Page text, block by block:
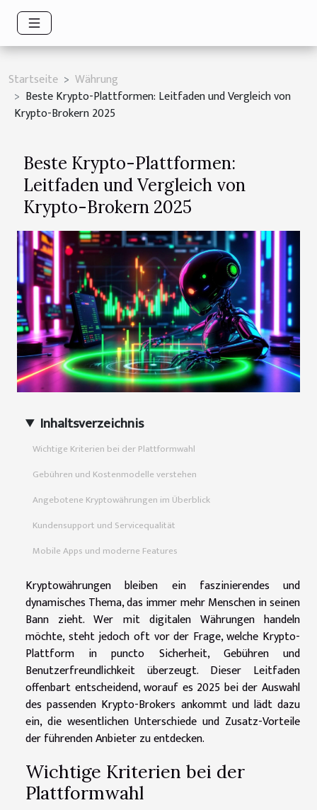
Startseite
Währung
Beste Krypto-Plattformen: Leitfaden und Vergleich von
Krypto-Brokern 2025
Beste Krypto-Plattformen:
Leitfaden und Vergleich von
Krypto-Brokern 2025
Inhaltsverzeichnis
Wichtige Kriterien bei der Plattformwahl
Gebühren und Kostenmodelle verstehen
Angebotene Kryptowährungen im Überblick
Kundensupport und Servicequalität
Mobile Apps und moderne Features
Kryptowährungen bleiben ein faszinierendes und
dynamisches Thema, das immer mehr Menschen in seinen
Bann zieht. Wer mit digitalen Währungen handeln
möchte, steht jedoch oft vor der Frage, welche Krypto-
Plattform in puncto Sicherheit, Gebühren und
Benutzerfreundlichkeit überzeugt. Dieser Leitfaden
offenbart entscheidend, worauf es 2025 bei der Auswahl
des passenden Krypto-Brokers ankommt und lädt dazu
ein, die wesentlichen Unterschiede und Zusatz-Vorteile
der führenden Anbieter zu entdecken.
Wichtige Kriterien bei der
Plattformwahl